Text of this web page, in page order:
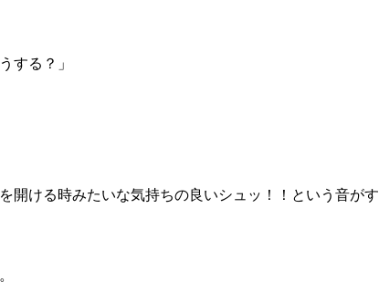
する？」
開ける時みたいな気持ちの良いシュッ！！という音がす